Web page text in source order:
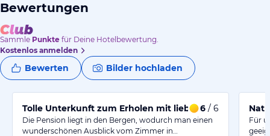
Bewertungen
Sammle Punkte für Deine Hotelbewertung.
Kostenlos anmelden
Bewerten Bilder hochladen
Tolle Unterkunft zum Erholen mit lieben Gastgebern
6 / 6
Die Pension liegt in den Bergen, wodurch man einen
wunderschönen Ausblick vom Zimmer in…
Für